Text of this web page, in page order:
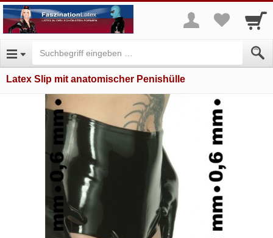
Latex Slip mit anatomischer Penishülle